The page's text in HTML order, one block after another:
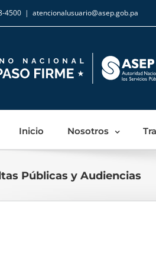
4500 | atencionalusuario@asep.gob.pa
Inicio Nosotros
Públicas y Audiencias